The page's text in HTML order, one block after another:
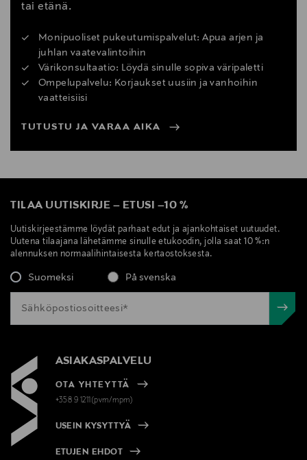
tai etänä.
Monipuoliset pukeutumispalvelut: Apua arjen ja
juhlan vaatevalintoihin
Värikonsultaatio: Löydä sinulle sopiva väripaletti
Ompelupalvelu: Korjaukset uusiin ja vanhoihin
vaatteisiisi
TUTUSTU JA VARAA AIKA
TILAA UUTISKIRJE – ETUSI –10 %
Uutiskirjeestämme löydät parhaat edut ja ajankohtaiset uutuudet.
Uutena tilaajana lähetämme sinulle etukoodin, jolla saat 10 %:n
alennuksen normaalihintaisesta kertaostoksesta.
Suomeksi På svenska
ASIAKASPALVELU
OTA YHTEYTTÄ
+358 9 1211(pvm/mpm)
USEIN KYSYTTYÄ
ETUJEN EHDOT